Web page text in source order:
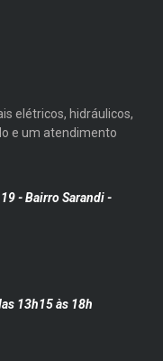
elétricos, hidráulicos,
e um atendimento
- Bairro Sarandi-
13h15 às 18h